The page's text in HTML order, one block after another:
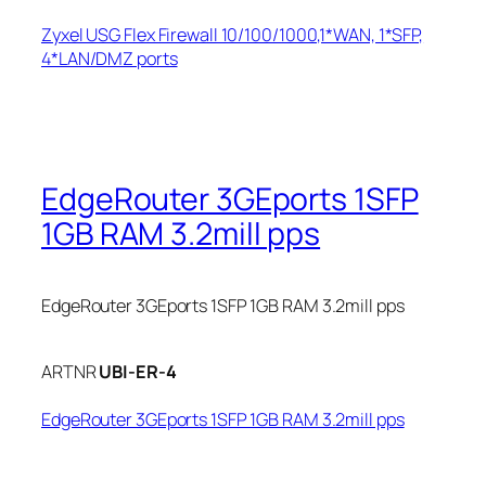
Zyxel USG Flex Firewall 10/100/1000,1*WAN, 1*SFP,
4*LAN/DMZ ports
EdgeRouter 3GEports 1SFP
1GB RAM 3.2mill pps
EdgeRouter 3GEports 1SFP 1GB RAM 3.2mill pps
ARTNRUBI-ER-4
EdgeRouter 3GEports 1SFP 1GB RAM 3.2mill pps